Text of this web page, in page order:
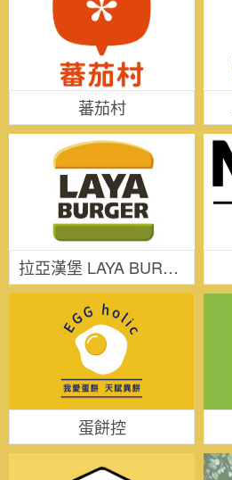
蕃茄村
拉亞漢堡 LAYA BURGER
蛋餅控